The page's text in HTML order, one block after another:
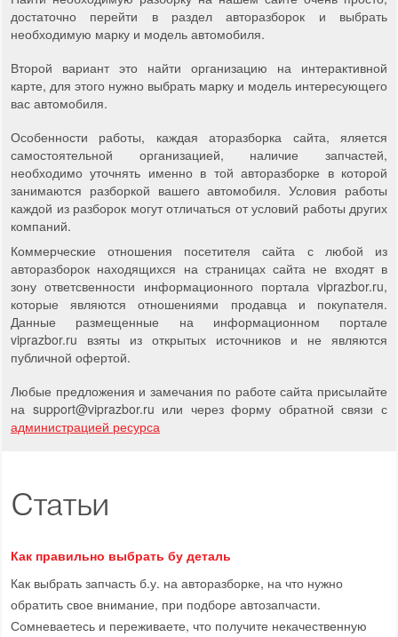
достаточно перейти в раздел авторазборок и выбрать
необходимую марку и модель автомобиля.
Второй вариант это найти организацию на интерактивной
карте, для этого нужно выбрать марку и модель интересующего
вас автомобиля.
Особенности работы, каждая аторазборка сайта, яляется
самостоятельной организацией, наличие запчастей,
необходимо уточнять именно в той авторазборке в которой
занимаются разборкой вашего автомобиля. Условия работы
каждой из разборок могут отличаться от условий работы других
компаний.
Коммерческие отношения посетителя сайта с любой из
авторазборок находящихся на страницах сайта не входят в
зону ответсвенности информационного портала viprazbor.ru,
которые являются отношениями продавца и покупателя.
Данные размещенные на информационном портале
viprazbor.ru взяты из открытых источников и не являются
публичной офертой.
Любые предложения и замечания по работе сайта присылайте
на support@viprazbor.ru или через форму обратной связи с
администрацией ресурса
Статьи
Как правильно выбрать бу деталь
Как выбрать запчасть б.у. на авторазборке, на что нужно
обратить свое внимание, при подборе автозапчасти.
Сомневаетесь и переживаете, что получите некачественную